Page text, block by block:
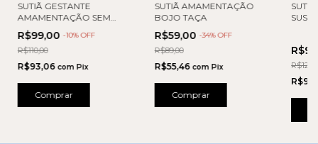
SUTIÃ GESTANTE
AMAMENTAÇÃO SEM
COSTURA
R$99,00 -10% OFF
R$110,00
R$93,06 com Pix
Comprar
SUTIÃ AMAMENTAÇÃO
BOJO TAÇA
R$59,00 -34% OFF
R$89,00
R$55,46 com Pix
Comprar